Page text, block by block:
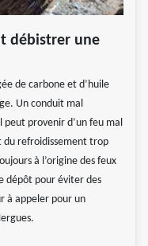
débistrer une
de carbone et d’huile
Un conduit mal
provenir d’un feu mal
du refroidissement trop
à l’origine des feux
dépôt pour éviter des
à appeler pour un